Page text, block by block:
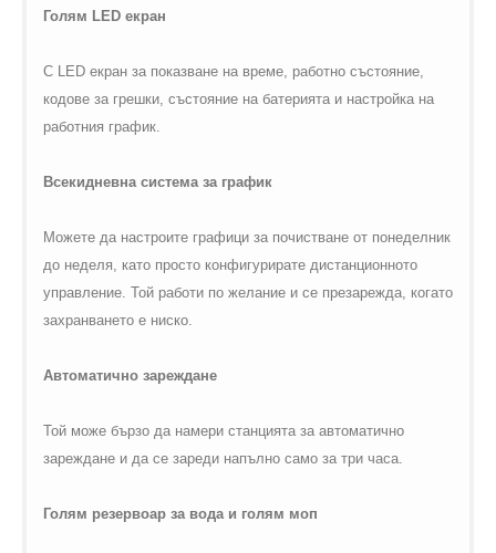
Голям LED екран
С LED екран за показване на време, работно състояние,
кодове за грешки, състояние на батерията и настройка на
работния график.
Всекидневна система за график
Можете да настроите графици за почистване от понеделник
до неделя, като просто конфигурирате дистанционното
управление. Той работи по желание и се презарежда, когато
захранването е ниско.
Автоматично зареждане
Той може бързо да намери станцията за автоматично
зареждане и да се зареди напълно само за три часа.
Голям резервоар за вода и голям моп